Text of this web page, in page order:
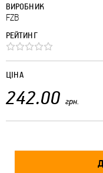
ВИРОБНИК
FZB
РЕЙТИНГ
ЦІНА
242.00 грн.